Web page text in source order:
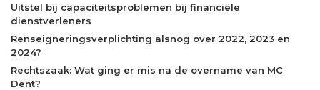
Uitstel bij capaciteitsproblemen bij financiële
dienstverleners
Renseigneringsverplichting alsnog over 2022, 2023 en
2024?
Rechtszaak: Wat ging er mis na de overname van MC
Dent?